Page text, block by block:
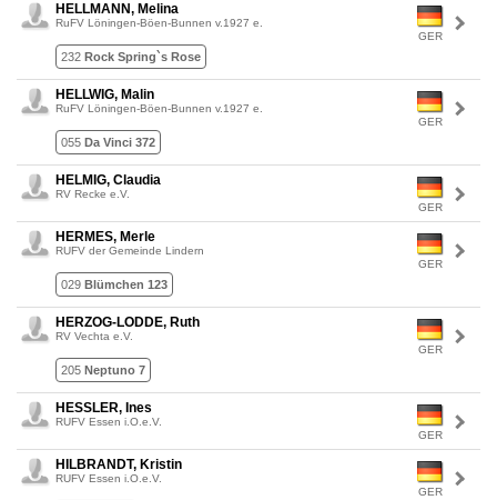
GER
HELLMANN, Melina
RuFV Löningen-Böen-Bunnen v.1927 e.
232 Rock Spring`s Rose
GER
HELLWIG, Malin
RuFV Löningen-Böen-Bunnen v.1927 e.
055 Da Vinci 372
GER
HELMIG, Claudia
RV Recke e.V.
GER
HERMES, Merle
RUFV der Gemeinde Lindern
029 Blümchen 123
GER
HERZOG-LODDE, Ruth
RV Vechta e.V.
205 Neptuno 7
GER
HESSLER, Ines
RUFV Essen i.O.e.V.
GER
HILBRANDT, Kristin
RUFV Essen i.O.e.V.